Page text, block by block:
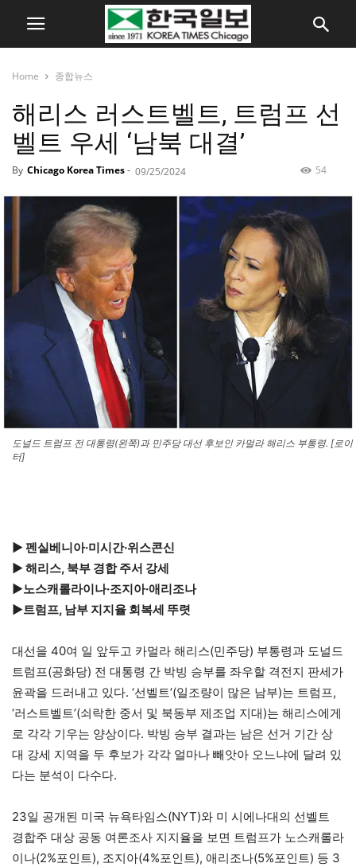
Home 종합뉴스
해리스 러스트벨트, 트럼프 선
벨트 우세 ‘남북 대결’
By Chicago Korea Times- 09/25/2024 54
도널드 트럼프 전 대통령(왼쪽)과 민주당 대선 후보인 카멀라 해리스 부통령. [로이
터]
▶ 펜실베니아·미시간·위스콘신
▶ 해리스, 북부 경합 주서 강세
▶노스캐롤라이나·조지아·애리조나
▶트럼프, 남부 지지율 회복세 뚜렷
대선을 40여 일 앞두고 카멀라 해리스(민주당) 부통령과 도널드
트럼프(공화당) 전 대통령 간 박빙 승부를 좌우할 격전지 판세가
윤곽을 드러내고 있다. ‘선벨트’(일조량이 많은 남부)는 트럼프,
‘러스트벨트’(쇠락한 중서 및 북동부 제조업 지대)는 해리스에게
로 각각 기우는 양상이다. 박빙 승부 결과는 남은 선거 기간 상
대 강세 지역을 두 후보가 각각 얼마나 빼앗아 오느냐에 달려 있
다는 분석이 다수다.
23일 공개된 미국 뉴욕타임스(NYT)와 미 시에나대의 선벨트
경합주 대상 공동 여론조사 지지율을 보면 트럼프가 노스캐롤라
이나(2%포인트), 조지아(4%포인트), 애리조나(5%포인트) 등 3